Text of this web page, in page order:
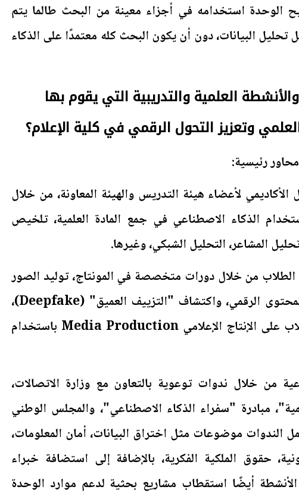
الوحدة استخدامه في أجزاء معينة من البحث طالما يتم
تحليل البيانات، دون أن يكون البحث كله معتمدًا على الذكاء
العلمية والتدريبية التي يقوم بها
وتعزيز التحول الرقمي في كلية الإعلام؟
رئيسية:
الأكاديمي لأعضاء هيئة التدريس والهيئة المعاونة، من خلال
الذكاء الاصطناعي في جمع المادة العلمية، تلخيص
المشاعر، التحليل الشبكي، وغيرها.
الطلاب من خلال دورات متخصصة في المونتاج، توليد الصور
والفيديوهات، معالجة المحتوى الرقمي، واكتشاف "التزييف العميق" (Deepfake)،
ويشمل ذلك تدريب الطلاب على الإنتاج الإعلامي Media Production باستخدام
من خلال ندوات توعوية بالتعاون مع وزارة الاتصالات،
مبادرة "سفراء الذكاء الاصطناعي"، والمجلس الوطني
الندوات موضوعات مثل اختراق البيانات، أمان المعلومات،
حقوق الملكية الفكرية، بالإضافة إلى استضافة خبراء
أيضًا استقطاب مشاريع بحثية لدعم موارد الوحدة